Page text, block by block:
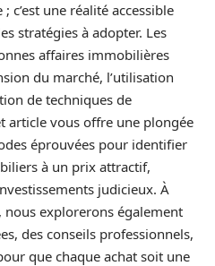
c’est une réalité accessible
stratégies à adopter. Les
affaires immobilières
du marché, l’utilisation
de techniques de
article vous offre une plongée
éprouvées pour identifier
à un prix attractif,
judicieux. À
explorerons également
des conseils professionnels,
que chaque achat soit une